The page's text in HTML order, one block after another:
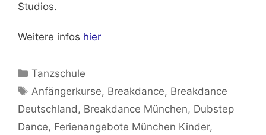
Studios.
Weitere infos hier
Kategorien
Tanzschule
Schlagwörter
Anfängerkurse, Breakdance, Breakdance
Deutschland , Breakdance München, Dubstep
Dance, Ferienangebote München Kinder,